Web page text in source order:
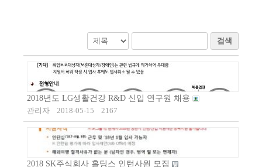
검색
2018년도 LG생활건강 R&D 신입 연구원 채용
관리자
2018-05-15 2167
2018 SK주식회사 홀딩스 인턴사원 모집